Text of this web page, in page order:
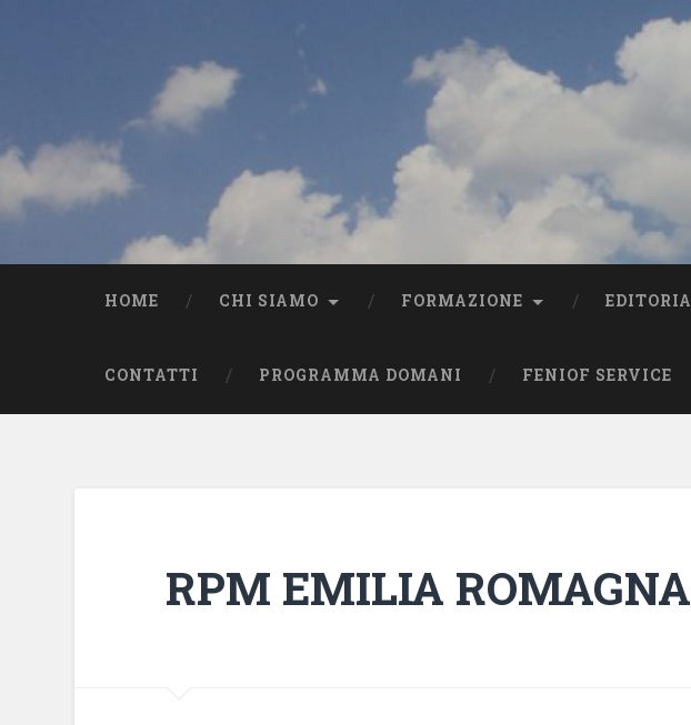
HOME CHI SIAMO FORMAZIONE EDITORIA
CONTATTI PROGRAMMA DOMANI FENIOF SERVICE
RPM EMILIA ROMAGNA